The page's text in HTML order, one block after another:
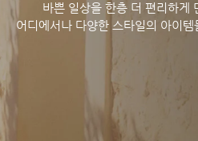
바쁜 일상을 한층 더 편리하게
어디에서나 다양한 스타일의 아이